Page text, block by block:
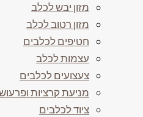
מזון יבש לכלב
מזון רטוב לכלב
חטיפים לכלבים
עצמות לכלב
צעצועים לכלבים
מניעת קרציות
ציוד לכלבים